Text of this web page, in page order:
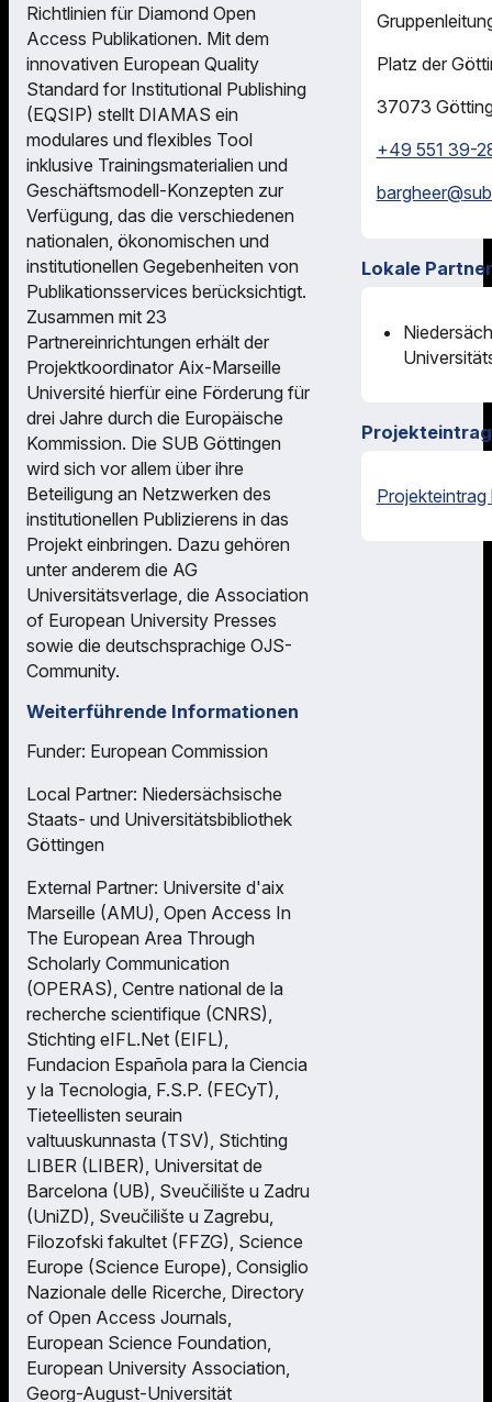
Richtlinien für Diamond Open
Access Publikationen. Mit dem
innovativen European Quality
Standard for Institutional Publishing
(EQSIP) stellt DIAMAS ein
modulares und flexibles Tool
inklusive Trainingsmaterialien und
Geschäftsmodell-Konzepten zur
Verfügung, das die verschiedenen
nationalen, ökonomischen und
institutionellen Gegebenheiten von
Publikationsservices berücksichtigt.
Zusammen mit 23
Partnereinrichtungen erhält der
Projektkoordinator Aix-Marseille
Université hierfür eine Förderung für
drei Jahre durch die Europäische
Kommission. Die SUB Göttingen
wird sich vor allem über ihre
Beteiligung an Netzwerken des
institutionellen Publizierens in das
Projekt einbringen. Dazu gehören
unter anderem die AG
Universitätsverlage, die Association
of European University Presses
sowie die deutschsprachige OJS-
Community.
Weiterführende Informationen
Funder: European Commission
Local Partner: Niedersächsische
Staats- und Universitätsbibliothek
Göttingen
External Partner: Universite d'aix
Marseille (AMU), Open Access In
The European Area Through
Scholarly Communication
(OPERAS), Centre national de la
recherche scientifique (CNRS),
Stichting eIFL.Net (EIFL),
Fundacion Española para la Ciencia
y la Tecnologia, F.S.P. (FECyT),
Tieteellisten seurain
valtuuskunnasta (TSV), Stichting
LIBER (LIBER), Universitat de
Barcelona (UB), Sveučilište u Zadru
(UniZD), Sveučilište u Zagrebu,
Filozofski fakultet (FFZG), Science
Europe (Science Europe), Consiglio
Nazionale delle Ricerche, Directory
of Open Access Journals,
European Science Foundation,
European University Association,
Georg-August-Universität
Platz der
37073
+49 551 39-
bargheer@
Lokale
Projekteintrag